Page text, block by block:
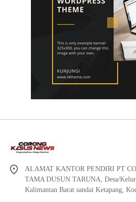
ALAMAT KANTOR PENDIRI PT
TAMA DUSUN TARUNA, Desa/
Kalimantan Barat sandai Ketapang,